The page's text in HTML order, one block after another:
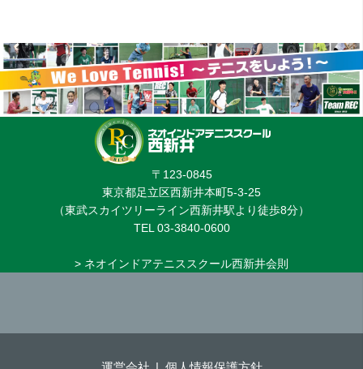
〒123-0845
東京都足立区西新井本町5-3-25
（東武スカイツリーライン西新井駅より徒歩8分）
TEL 03-3840-0600
> ネオインドアテニススクール西新井会則